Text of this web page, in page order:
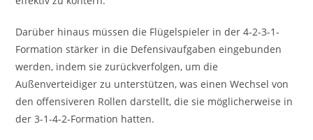
Darüber hinaus müssen die Flügelspieler in der 4-2-3-1-
Formation stärker in die Defensivaufgaben eingebunden
werden, indem sie zurückverfolgen, um die
Außenverteidiger zu unterstützen, was einen Wechsel von
den offensiveren Rollen darstellt, die sie möglicherweise in
der 3-1-4-2-Formation hatten.